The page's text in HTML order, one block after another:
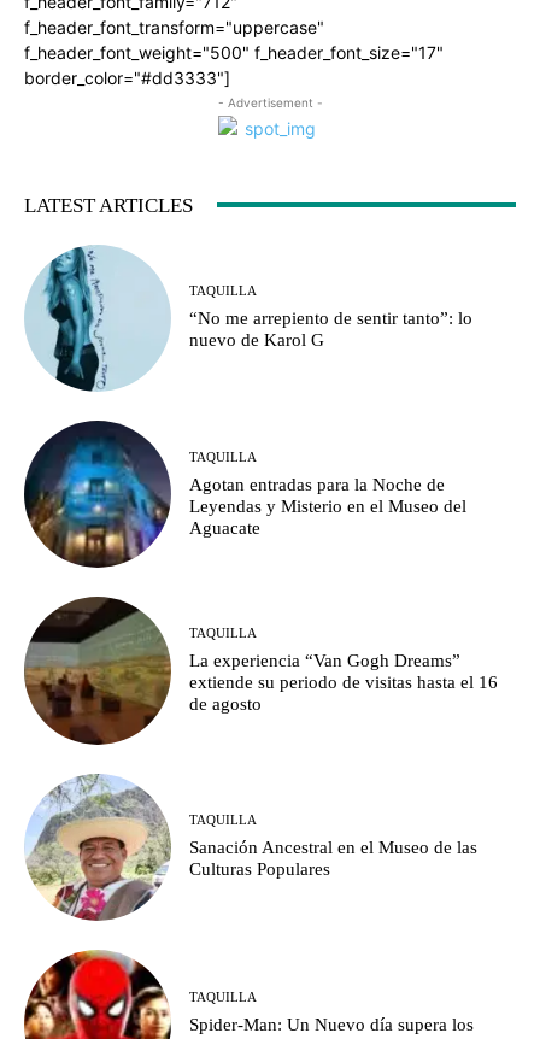
f_header_font_transform="uppercase"
f_header_font_weight="500" f_header_font_size="17"
border_color="#dd3333"]
- Advertisement -
LATEST ARTICLES
TAQUILLA
“No me arrepiento de sentir tanto”: lo
nuevo de Karol G
TAQUILLA
Agotan entradas para la Noche de
Leyendas y Misterio en el Museo del
Aguacate
TAQUILLA
La experiencia “Van Gogh Dreams”
extiende su periodo de visitas hasta el 16
de agosto
TAQUILLA
Sanación Ancestral en el Museo de las
Culturas Populares
TAQUILLA
Spider-Man: Un Nuevo día supera los